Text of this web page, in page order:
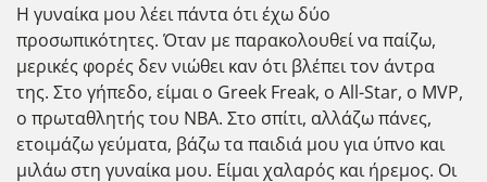
Η γυναίκα μου λέει πάντα ότι έχω δύο
προσωπικότητες. Όταν με παρακολουθεί να παίζω,
μερικές φορές δεν νιώθει καν ότι βλέπει τον άντρα
της. Στο γήπεδο, είμαι ο Greek Freak, ο All-Star, ο MVP,
ο πρωταθλητής του NBA. Στο σπίτι, αλλάζω πάνες,
ετοιμάζω γεύματα, βάζω τα παιδιά μου για ύπνο και
μιλάω στη γυναίκα μου. Είμαι χαλαρός και ήρεμος. Οι